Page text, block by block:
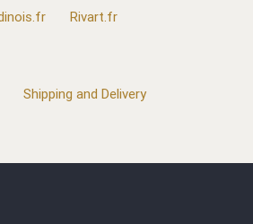
Rivart.fr
Shipping and Delivery